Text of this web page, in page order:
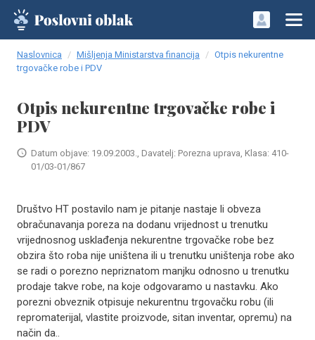
Naslovnica Mišljenja Ministarstva financija
Otpis nekurentne
trgovačke robe i PDV
Otpis nekurentne trgovačke robe i
PDV
Datum objave: 19.09.2003., Davatelj: Porezna uprava, Klasa: 410-
01/03-01/867
Društvo HT postavilo nam je pitanje nastaje li obveza
obračunavanja poreza na dodanu vrijednost u trenutku
vrijednosnog usklađenja nekurentne trgovačke robe bez
obzira što roba nije uništena ili u trenutku uništenja robe ako
se radi o porezno nepriznatom manjku odnosno u trenutku
prodaje takve robe, na koje odgovaramo u nastavku. Ako
porezni obveznik otpisuje nekurentnu trgovačku robu (ili
repromaterijal, vlastite proizvode, sitan inventar, opremu) na
način da..